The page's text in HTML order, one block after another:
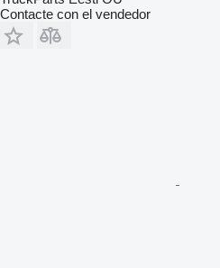
Contacte con el vendedor